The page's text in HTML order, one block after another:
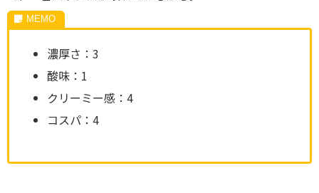
濃厚さ：3
酸味：1
クリーミー感：4
コスパ：4